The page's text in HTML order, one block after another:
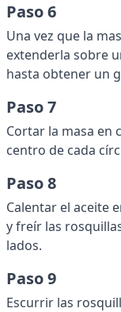
Paso 6
Una vez que la
extenderla sobre
hasta obtener un
Paso 7
Cortar la masa en
centro de cada
Paso 8
Calentar el aceite
y freír las
lados.
Paso 9
Escurrir las